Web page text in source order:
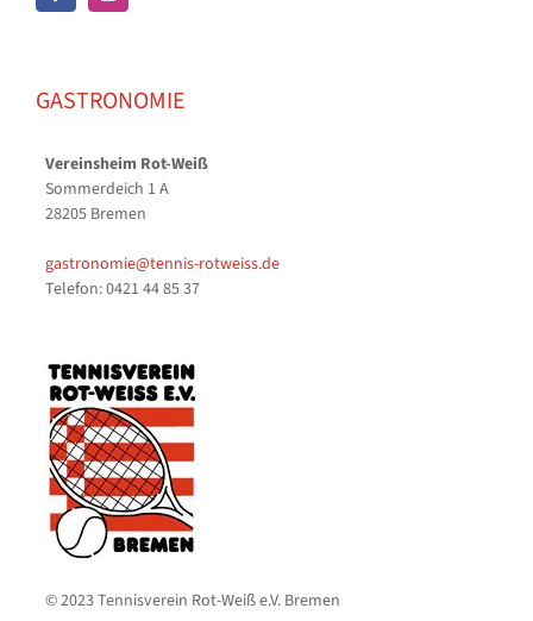
GASTRONOMIE
Vereinsheim Rot-Weiß
Sommerdeich 1 A
28205 Bremen
gastronomie@tennis-rotweiss.de
Telefon: 0421 44 85 37
© 2023 Tennisverein Rot-Weiß e.V. Bremen